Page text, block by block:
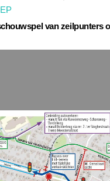
van zeilpunters